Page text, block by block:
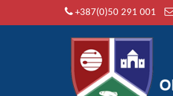
+387(0)50 291 001